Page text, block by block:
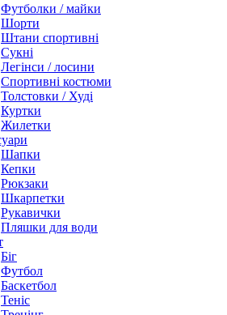
Футболки / майки
Шорти
Штани спортивні
Сукні
Легінси / лосини
Спортивні костюми
Толстовки / Худі
Куртки
Жилетки
Шапки
Кепки
Рюкзаки
Шкарпетки
Рукавички
Пляшки для води
Біг
Футбол
Баскетбол
Теніс